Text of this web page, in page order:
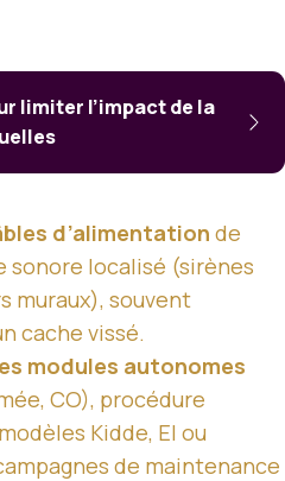
limiter l’impact de la
d’alimentation de
sonore localisé (sirènes
muraux), souvent
cache vissé.
modules autonomes
CO), procédure
Kidde, EI ou
de maintenance